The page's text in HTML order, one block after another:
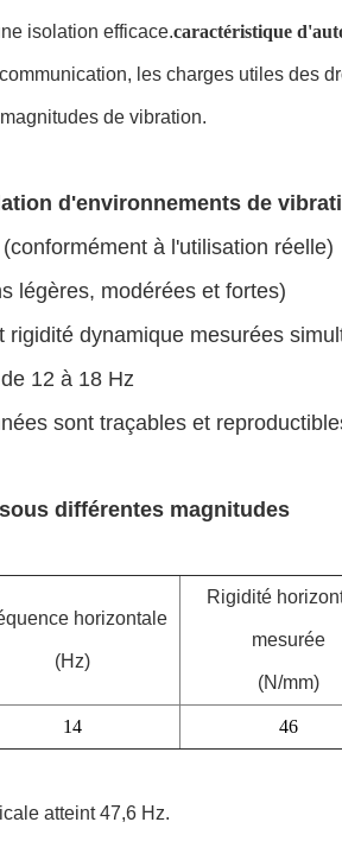
isolation efficace.caractéristique
les charges utiles des
de vibration.
d'environnements de
à l'utilisation réelle)
légères, modérées et fortes)
dynamique mesurées
12 à 18 Hz
sont traçables et
différentes magnitudes
horizontale
(Hz)
Rigidité
mesurée
(N/mm)
14 46
atteint 47,6 Hz.